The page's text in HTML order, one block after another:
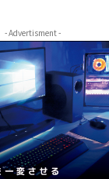
- Advertisment -